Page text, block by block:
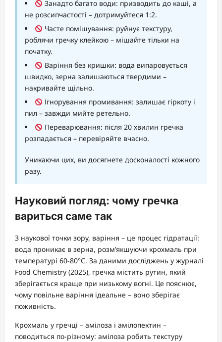
Занадто багато води: призводить до каші, а
не розсипчастості – дотримуйтеся 1:2.
Часте помішування: руйнує текстуру,
роблячи гречку клейкою – мішайте тільки на
початку.
Варіння без кришки: вода випаровується
швидко, зерна залишаються твердими –
накривайте щільно.
Ігнорування промивання: залишає гіркоту і
пил – завжди мийте ретельно.
Переварювання: після 20 хвилин гречка
розпадається – перевіряйте вчасно.
Уникаючи цих, ви досягнете досконалості кожного
разу.
Науковий погляд: чому гречка
вариться саме так
З наукової точки зору, варіння – це процес гідратації:
вода проникає в зерна, розм’якшуючи крохмаль при
температурі 60-80°C. За даними досліджень у журналі
Food Chemistry (2025), гречка містить рутин, який
зберігається краще при низькому вогні. Це пояснює,
чому повільне варіння ідеальне – воно зберігає
поживність.
Крохмаль у гречці – амілоза і амілопектин –
поводиться по-різному: амілоза робить текстуру